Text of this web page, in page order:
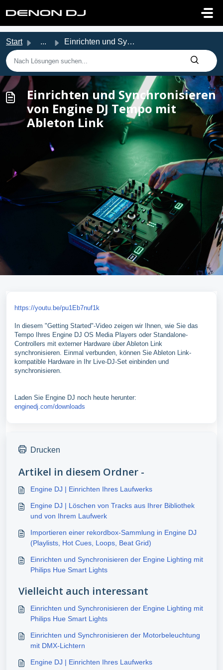
Start ... Einrichten und Synchronisieren von Engine DJ Tempo mit Ab...
Einrichten und Synchronisieren
von Engine DJ Tempo mit
Ableton Link
https://youtu.be/pu1Eb7nuf1k
In diesem "Getting Started"-Video zeigen wir Ihnen, wie Sie das
Tempo Ihres Engine DJ OS Media Players oder Standalone-
Controllers mit externer Hardware über Ableton Link
synchronisieren. Einmal verbunden, können Sie Ableton Link-
kompatible Hardware in Ihr Live-DJ-Set einbinden und
synchronisieren.
Laden Sie Engine DJ noch heute herunter:
enginedj.com/downloads
Drucken
Artikel in diesem Ordner -
Engine DJ | Einrichten Ihres Laufwerks
Engine DJ | Löschen von Tracks aus Ihrer Bibliothek
und von Ihrem Laufwerk
Importieren einer rekordbox-Sammlung in Engine DJ
(Playlists, Hot Cues, Loops, Beat Grid)
Einrichten und Synchronisieren der Engine Lighting mit
Philips Hue Smart Lights
Vielleicht auch interessant
Einrichten und Synchronisieren der Engine Lighting mit
Philips Hue Smart Lights
Einrichten und Synchronisieren der Motorbeleuchtung
mit DMX-Lichtern
Engine DJ | Einrichten Ihres Laufwerks